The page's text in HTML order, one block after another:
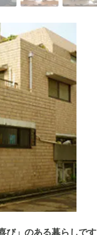
び」のある暮らしです